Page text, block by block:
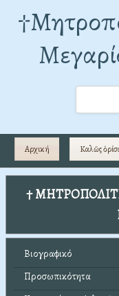
Αρχική Καλῶς
†
Βιογραφικό
Προσωπικότητα